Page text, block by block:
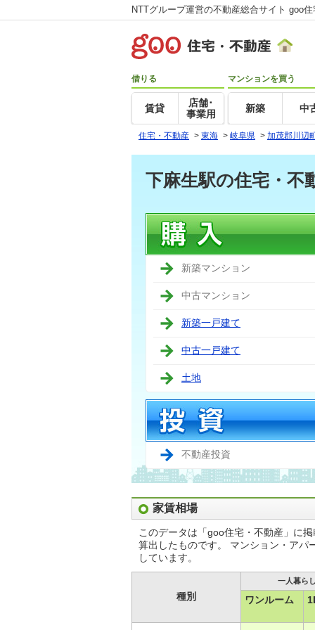
NTTグループ運営の不動産総合サイト goo
借りる
賃貸
店舗･
事業用
マンションを買う
新築 中
住宅・不動産 > 東海 > 岐阜県 > 加茂郡川辺
下麻生駅の住宅・不
新築マンション
中古マンション
新築一戸建て
中古一戸建て
土地
不動産投資
家賃相場
このデータは「goo住宅・不動産」に
算出したものです。 マンション・アパ
しています。
種別
一人暮ら
ワンルーム